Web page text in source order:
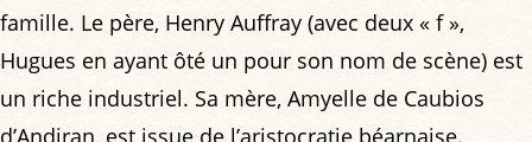
famille. Le père, Henry Auffray (avec deux « f »,
Hugues en ayant ôté un pour son nom de scène) est
un riche industriel. Sa mère, Amyelle de Caubios
d’Andiran, est issue de l’aristocratie béarnaise.